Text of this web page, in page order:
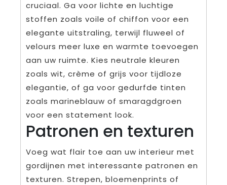
cruciaal. Ga voor lichte en luchtige
stoffen zoals voile of chiffon voor een
elegante uitstraling, terwijl fluweel of
velours meer luxe en warmte toevoegen
aan uw ruimte. Kies neutrale kleuren
zoals wit, crème of grijs voor tijdloze
elegantie, of ga voor gedurfde tinten
zoals marineblauw of smaragdgroen
voor een statement look.
Patronen en texturen
Voeg wat flair toe aan uw interieur met
gordijnen met interessante patronen en
texturen. Strepen, bloemenprints of